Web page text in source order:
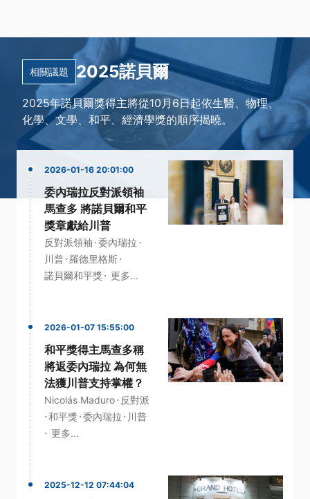
相關議題 2025諾貝爾
2025年諾貝爾獎得主將從10月6日起依生醫、物理、
化學、文學、和平、經濟學獎的順序揭曉。
2026-01-16 20:01:00
委內瑞拉反對派領袖
馬查多 將諾貝爾和平
獎章獻給川普
反對派領袖 ·委內瑞拉 ·
川普·羅德里格斯·
諾貝爾和平獎· 更多...
2026-01-07 15:55:00
和平獎得主馬查多稱
將返委內瑞拉 為何無
法獲川普支持掌權？
Nicolás Maduro· 反對派
·和平獎·委內瑞拉 · 川普
· 更多...
2025-12-12 07:44:04